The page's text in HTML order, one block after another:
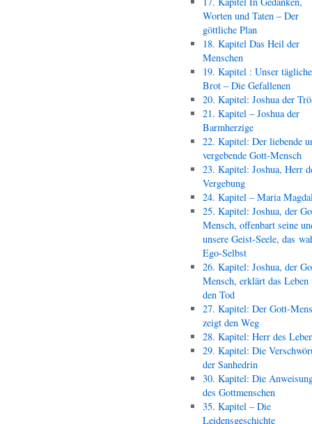
Worten und Taten – Der
göttliche Plan
18. Kapitel Das Heil der
Menschen
19. Kapitel : Unser
Brot – Die Gefallenen
20. Kapitel: Joshua der
21. Kapitel – Joshua der
Barmherzige
22. Kapitel: Der liebende
vergebende Gott-Mensch
23. Kapitel: Joshua, Herr
Vergebung
24. Kapitel – Maria
25. Kapitel: Joshua, der
Mensch, offenbart seine
unsere Geist-Seele, das
Ego-Selbst
26. Kapitel: Joshua, der
Mensch, erklärt das Leben
den Tod
27. Kapitel: Der Gott-
zeigt den Weg
28. Kapitel: Herr des
29. Kapitel: Die
der Sanhedrin
30. Kapitel: Die
des Gottmenschen
35. Kapitel – Die
Leidensgeschichte